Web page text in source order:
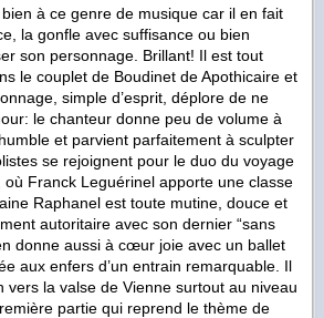
à ce genre de musique car il en fait
la gonfle avec suffisance ou bien
son personnage. Brillant! Il est tout
le couplet de Boudinet de Apothicaire et
simple d’esprit, déplore de ne
le chanteur donne peu de volume à
et parvient parfaitement à sculpter
se rejoignent pour le duo du voyage
où Franck Leguérinel apporte une classe
Raphanel est toute mutine, douce et
autoritaire avec son dernier “sans
donne aussi à cœur joie avec un ballet
aux enfers d’un entrain remarquable. Il
vers la valse de Vienne surtout au niveau
partie qui reprend le thème de